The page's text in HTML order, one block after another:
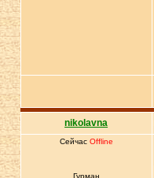
nikolavna
Сейчас Offline
Гурман